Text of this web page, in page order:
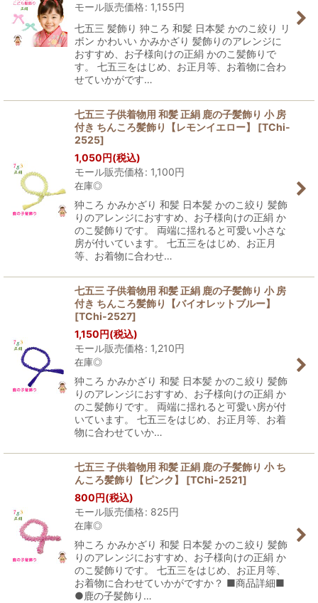
モール販売価格: 1,155円
七五三 髪飾り 狆ころ 和髪 日本髪 かのこ絞り リ
ボン かわいい かみかざり 髪飾りのアレンジに
おすすめ、お子様向けの正絹 かのこ髪飾りで
す。 七五三をはじめ、お正月等、お着物に合わ
せていかがです…
七五三 子供着物用 和髪 正絹 鹿の子髪飾り 小 房
付き ちんころ髪飾り【レモンイエロー】
[TChi-
2525]
1,050円(税込)
モール販売価格: 1,100円
在庫◎
狆ころ かみかざり 和髪 日本髪 かのこ絞り 髪飾
りのアレンジにおすすめ、お子様向けの正絹 か
のこ髪飾りです。 両端に揺れると可愛い小さな
房が付いています。 七五三をはじめ、お正月
等、お着物に合わせ…
七五三 子供着物用 和髪 正絹 鹿の子髪飾り 小 房
付き ちんころ髪飾り【バイオレットブルー】
[TChi-2527]
1,150円(税込)
モール販売価格: 1,210円
在庫◎
狆ころ かみかざり 和髪 日本髪 かのこ絞り 髪飾
りのアレンジにおすすめ、お子様向けの正絹 か
のこ髪飾りです。 両端に揺れると可愛い房が付
いています。 七五三をはじめ、お正月等、お着
物に合わせていか…
七五三 子供着物用 和髪 正絹 鹿の子髪飾り 小 ち
んころ髪飾り【ピンク】
[TChi-2521]
800円(税込)
モール販売価格: 825円
在庫◎
狆ころ かみかざり 和髪 日本髪 かのこ絞り 髪飾
りのアレンジにおすすめ、お子様向けの正絹 か
のこ髪飾りです。 七五三をはじめ、お正月等、
お着物に合わせていかがですか？ ■商品詳細■
●鹿の子髪飾り…